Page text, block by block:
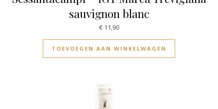
sauvignon blanc
€11,90
TOEVOEGEN AAN WINKELWAGEN